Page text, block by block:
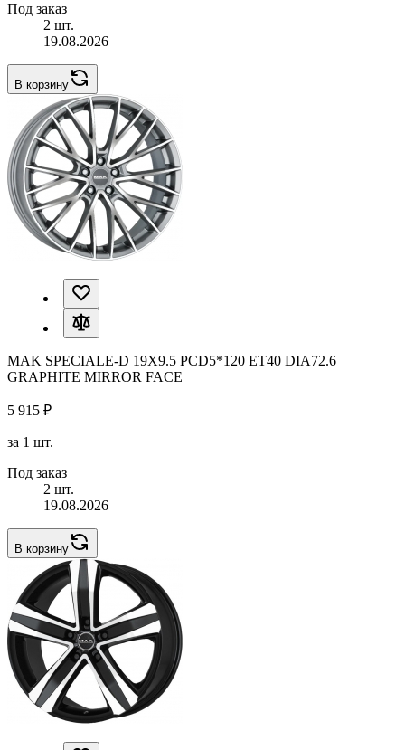
Под заказ
2 шт.
19.08.2026
В корзину
MAK SPECIALE-D 19X9.5 PCD5*120 ET40 DIA72.6
GRAPHITE MIRROR FACE
5 915 ₽
за 1 шт.
Под заказ
2 шт.
19.08.2026
В корзину